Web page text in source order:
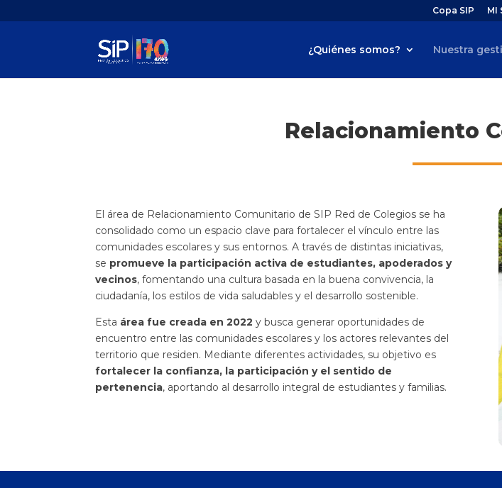
Copa SIP MI
¿Quiénes somos? Nuestra
Relacionamiento
El área de Relacionamiento Comunitario de SIP Red de Colegios se ha
consolidado como un espacio clave para fortalecer el vínculo entre las
comunidades escolares y sus entornos. A través de distintas iniciativas,
se promueve la participación activa de estudiantes, apoderados y
vecinos, fomentando una cultura basada en la buena convivencia, la
ciudadanía, los estilos de vida saludables y el desarrollo sostenible.
Esta área fue creada en 2022 y busca generar oportunidades de
encuentro entre las comunidades escolares y los actores relevantes del
territorio que residen. Mediante diferentes actividades, su objetivo es
fortalecer la confianza, la participación y el sentido de
pertenencia, aportando al desarrollo integral de estudiantes y familias.